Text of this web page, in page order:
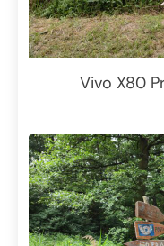
Vivo X80